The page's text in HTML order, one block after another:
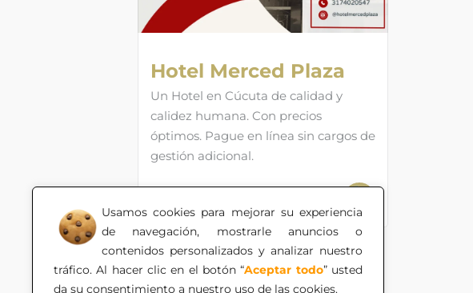
Usamos cookies para mejorar su experiencia
de navegación, mostrarle anuncios o
contenidos personalizados y analizar nuestro
tráfico. Al hacer clic en el botón “Aceptar todo” usted
da su consentimiento a nuestro uso de las cookies.
Hotel Merced Plaza
Un Hotel en Cúcuta de calidad y
calidez humana. Con precios
óptimos. Pague en línea sin cargos de
gestión adicional.